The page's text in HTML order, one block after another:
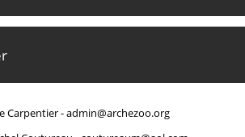
Carpentier -admin@archezoo.org